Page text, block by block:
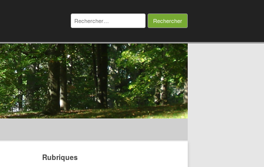
Rechercher :
Rubriques